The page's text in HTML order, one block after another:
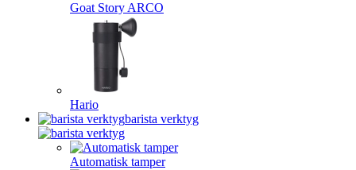
Goat Story ARCO
Hario
barista verktyg
Automatisk tamper